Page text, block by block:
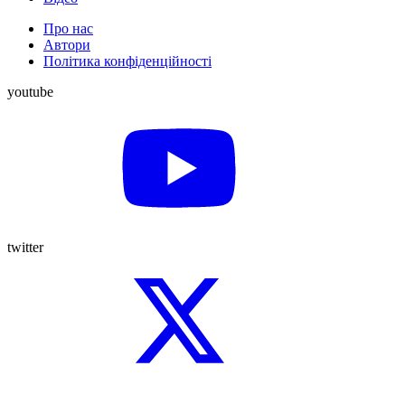
Про нас
Автори
Політика конфіденційності
youtube
twitter